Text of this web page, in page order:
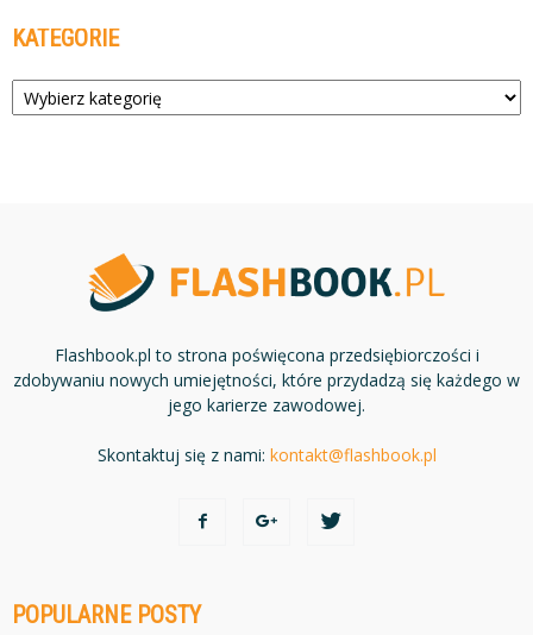
KATEGORIE
Kategorie
Flashbook.pl to strona poświęcona przedsiębiorczości i
zdobywaniu nowych umiejętności, które przydadzą się każdego w
jego karierze zawodowej.
Skontaktuj się z nami: kontakt@flashbook.pl
POPULARNE POSTY